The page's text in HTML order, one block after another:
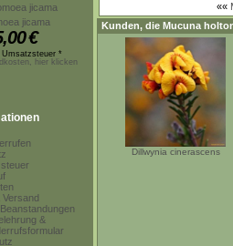
jicama
€
Umsatzsteuer *
hier klicken
Versand
&
««
Kunden, die Mucuna
Dillwynia cinerascens